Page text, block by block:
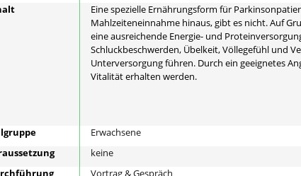
Eine spezielle Ernährungsform für
Mahlzeiteneinnahme hinaus, gibt es nicht. Auf
eine ausreichende Energie- und
Schluckbeschwerden, Übelkeit, Völlegefühl und
Unterversorgung führen. Durch ein geeignetes
Vitalität erhalten werden.
Erwachsene
keine
Vortrag & Gespräch